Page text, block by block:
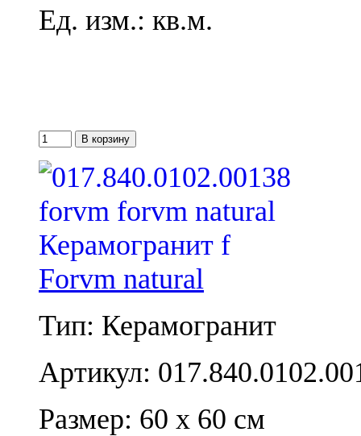
Ед. изм.: кв.м.
Forvm natural
Тип: Керамогранит
Артикул:
Размер: 60 x 60 см